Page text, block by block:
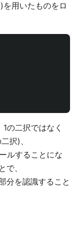
用いたものをロ
の二択ではなく
択)、
ルすることにな
で、
分を認識すること